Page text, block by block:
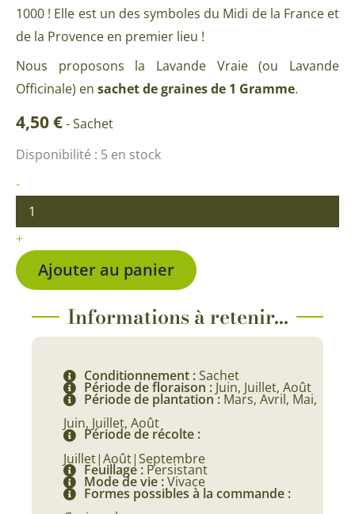
1000 ! Elle est un des symboles du Midi de la France et
de la Provence en premier lieu !
Nous proposons la Lavande Vraie (ou Lavande
Officinale) en sachet de graines de 1 Gramme.
4,50€-Sachet
Disponibilité : 5 en stock
-
quantité
Lavande
Vraie
+
Ajouter au panier
Informations à retenir...
Conditionnement :Sachet
Période de floraison : Juin, Juillet, Août
Période de plantation : Mars, Avril, Mai,
Juin, Juillet, Août
Période de récolte :
Juillet|Août|Septembre
Feuillage :Persistant
Mode de vie :Vivace
Formes possibles à la commande :